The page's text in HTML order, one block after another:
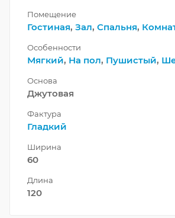
Помещение
Гостиная, Зал, Спальня,
Особенности
Мягкий, На пол, Пушистый,
Основа
Джутовая
Фактура
Гладкий
Ширина
60
Длина
120